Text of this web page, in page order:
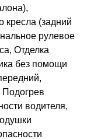
кресла (задний
рулевое
Отделка
без помощи
Подогрев
водителя,